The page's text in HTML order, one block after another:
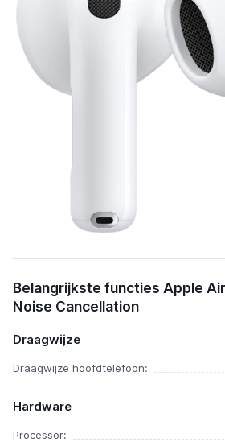
Belangrijkste functies Apple
Noise Cancellation
Draagwijze
Draagwijze hoofdtelefoon:
Hardware
Processor: